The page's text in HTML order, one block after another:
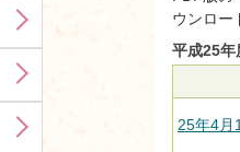
ウンロー
平成25年
25年4月